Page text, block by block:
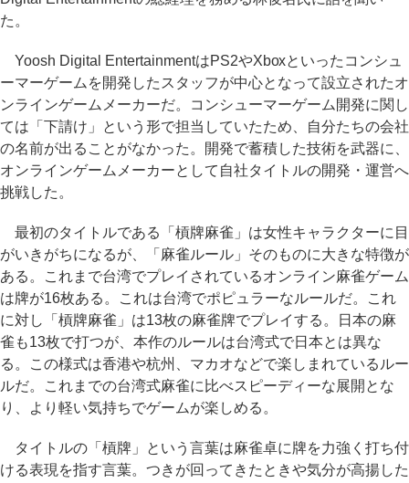
た。
Yoosh Digital EntertainmentはPS2やXboxといったコンシュ
ーマーゲームを開発したスタッフが中心となって設立されたオ
ンラインゲームメーカーだ。コンシューマーゲーム開発に関し
ては「下請け」という形で担当していたため、自分たちの会社
の名前が出ることがなかった。開発で蓄積した技術を武器に、
オンラインゲームメーカーとして自社タイトルの開発・運営へ
挑戦した。
最初のタイトルである「槓牌麻雀」は女性キャラクターに目
がいきがちになるが、「麻雀ルール」そのものに大きな特徴が
ある。これまで台湾でプレイされているオンライン麻雀ゲーム
は牌が16枚ある。これは台湾でポピュラーなルールだ。これ
に対し「槓牌麻雀」は13枚の麻雀牌でプレイする。日本の麻
雀も13枚で打つが、本作のルールは台湾式で日本とは異な
る。この様式は香港や杭州、マカオなどで楽しまれているルー
ルだ。これまでの台湾式麻雀に比べスピーディーな展開とな
り、より軽い気持ちでゲームが楽しめる。
タイトルの「槓牌」という言葉は麻雀卓に牌を力強く打ち付
ける表現を指す言葉。つきが回ってきたときや気分が高揚した